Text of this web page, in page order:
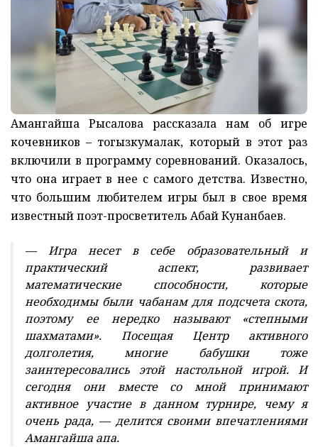
Амангайша Рысалова рассказала нам об игре
кочевников – тогызкумалак, который в этот раз
включили в программу соревнований. Оказалось,
что она играет в нее с самого детства. Известно,
что большим любителем игры был в свое время
известный поэт-просветитель Абай Кунанбаев.
— Игра несет в себе образовательный и
практический аспект, развивает
математические способности, которые
необходимы были чабанам для подсчета скота,
поэтому ее нередко называют «степными
шахматами». Посещая Центр активного
долголетия, многие бабушки тоже
заинтересовались этой настольной игрой. И
сегодня они вместе со мной принимают
активное участие в данном турнире, чему я
очень рада, — делится своими впечатлениями
Амангайша апа.